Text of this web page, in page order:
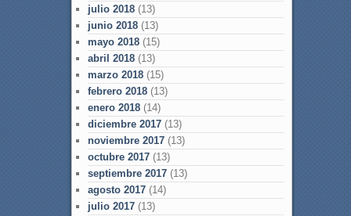
julio 2018(13)
junio 2018(13)
mayo 2018(15)
abril 2018(13)
marzo 2018(15)
febrero 2018(13)
enero 2018(14)
diciembre 2017(13)
noviembre 2017(13)
octubre 2017(13)
septiembre 2017(13)
agosto 2017(14)
julio 2017(13)